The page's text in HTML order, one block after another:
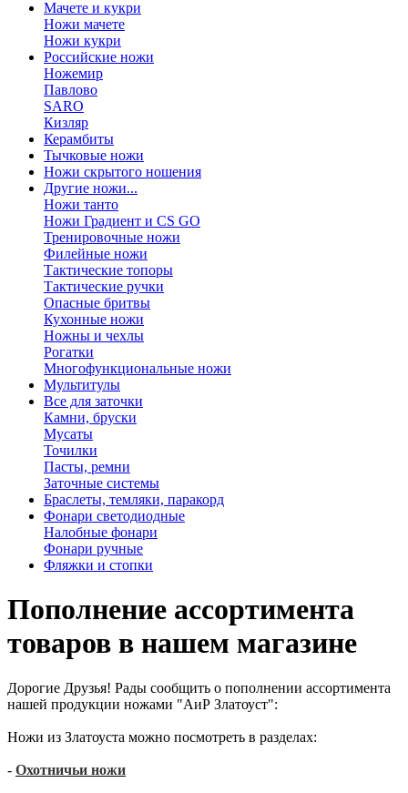
Мачете и кукри
Ножи мачете
Ножи кукри
Российские ножи
Ножемир
Павлово
SARO
Кизляр
Керамбиты
Тычковые ножи
Ножи скрытого ношения
Другие ножи...
Ножи танто
Ножи Градиент и CS GO
Тренировочные ножи
Филейные ножи
Тактические топоры
Тактические ручки
Опасные бритвы
Кухонные ножи
Ножны и чехлы
Рогатки
Многофункциональные ножи
Мультитулы
Все для заточки
Камни, бруски
Мусаты
Точилки
Пасты, ремни
Заточные системы
Браслеты, темляки, паракорд
Фонари светодиодные
Налобные фонари
Фонари ручные
Фляжки и стопки
Пополнение ассортимента
товаров в нашем магазине
Дорогие Друзья! Рады сообщить о пополнении ассортимента
нашей продукции ножами "АиР Златоуст":
Ножи из Златоуста можно посмотреть в разделах:
- Охотничьи ножи